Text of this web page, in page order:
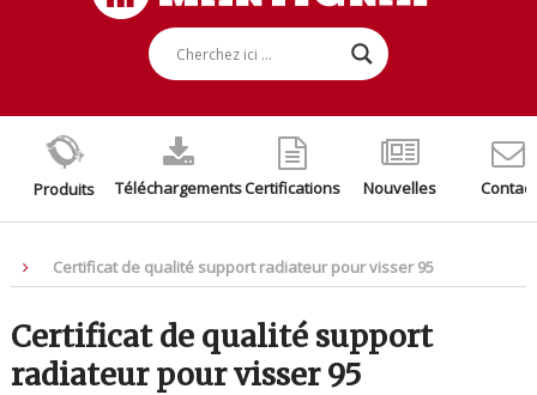
Produits TéléchargementsCertifications Nouvelles Contact
Certificat de qualité support radiateur pour visser 95
Certificat de qualité support
radiateur pour visser 95